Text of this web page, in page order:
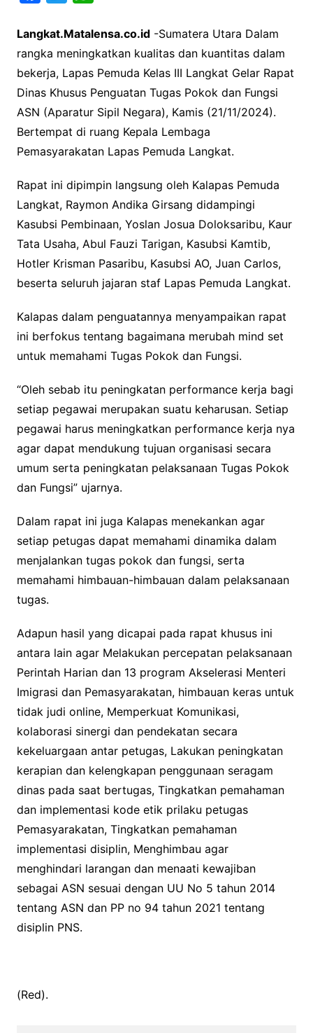
c
e
b
o
o
k
i
t
t
e
r
a
t
s
A
p
p
Langkat.Matalensa.co.id-Sumatera Utara Dalam
rangka meningkatkan kualitas dan kuantitas dalam
bekerja, Lapas Pemuda Kelas III Langkat Gelar Rapat
Dinas Khusus Penguatan Tugas Pokok dan Fungsi
ASN (Aparatur Sipil Negara), Kamis (21/11/2024).
Bertempat di ruang Kepala Lembaga
Pemasyarakatan Lapas Pemuda Langkat.
Rapat ini dipimpin langsung oleh Kalapas Pemuda
Langkat, Raymon Andika Girsang didampingi
Kasubsi Pembinaan, Yoslan Josua Doloksaribu, Kaur
Tata Usaha, Abul Fauzi Tarigan, Kasubsi Kamtib,
Hotler Krisman Pasaribu, Kasubsi AO, Juan Carlos,
beserta seluruh jajaran staf Lapas Pemuda Langkat.
Kalapas dalam penguatannya menyampaikan rapat
ini berfokus tentang bagaimana merubah mind set
untuk memahami Tugas Pokok dan Fungsi.
“Oleh sebab itu peningkatan performance kerja bagi
setiap pegawai merupakan suatu keharusan. Setiap
pegawai harus meningkatkan performance kerja nya
agar dapat mendukung tujuan organisasi secara
umum serta peningkatan pelaksanaan Tugas Pokok
dan Fungsi” ujarnya.
Dalam rapat ini juga Kalapas menekankan agar
setiap petugas dapat memahami dinamika dalam
menjalankan tugas pokok dan fungsi, serta
memahami himbauan-himbauan dalam pelaksanaan
tugas.
Adapun hasil yang dicapai pada rapat khusus ini
antara lain agar Melakukan percepatan pelaksanaan
Perintah Harian dan 13 program Akselerasi Menteri
Imigrasi dan Pemasyarakatan, himbauan keras untuk
tidak judi online, Memperkuat Komunikasi,
kolaborasi sinergi dan pendekatan secara
kekeluargaan antar petugas, Lakukan peningkatan
kerapian dan kelengkapan penggunaan seragam
dinas pada saat bertugas, Tingkatkan pemahaman
dan implementasi kode etik prilaku petugas
Pemasyarakatan, Tingkatkan pemahaman
implementasi disiplin, Menghimbau agar
menghindari larangan dan menaati kewajiban
sebagai ASN sesuai dengan UU No 5 tahun 2014
tentang ASN dan PP no 94 tahun 2021 tentang
disiplin PNS.
(Red).